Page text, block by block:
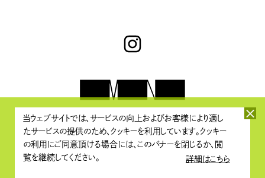
プライバシーポリシー・著作権について / 情報セキュリティポリシー
Copyright © Media Networks All Rights Reserved.
当ウェブサイトでは、サービスの向上およびお客様により適し
たサービスの提供のため、クッキーを利用しています。クッキー
の利用にご同意頂ける場合には、このバナーを閉じるか、閲
覧を継続してください。
詳細はこちら